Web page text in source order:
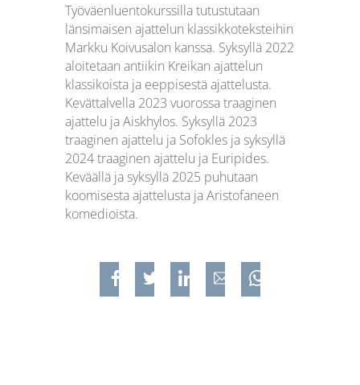
Työväenluentokurssilla tutustutaan
länsimaisen ajattelun klassikkoteksteihin
Markku Koivusalon kanssa. Syksyllä 2022
aloitetaan antiikin Kreikan ajattelun
klassikoista ja eeppisestä ajattelusta.
Kevättalvella 2023 vuorossa traaginen
ajattelu ja Aiskhylos. Syksyllä 2023
traaginen ajattelu ja Sofokles ja syksyllä
2024 traaginen ajattelu ja Euripides.
Keväällä ja syksyllä 2025 puhutaan
koomisesta ajattelusta ja Aristofaneen
komedioista.
Jaa Facebookissa
Jaa TwitterissaJaa LinkedinissäJaa sähköpostilla